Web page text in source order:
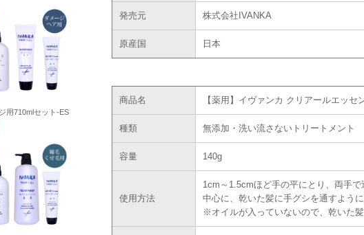
発売元 株式会社IVANKA
原産国 日本
商品名 【薬用】イヴァンカ クリアールエッセ
種類 無添加・洗い流さないトリートメント
容量 140g
使用方法
1cm～1.5cmほど手の平にとり、両手
中心に、乾いた髪に手グシを通すように
※オイルが入っていないので、乾いた
用710mlセット-ES